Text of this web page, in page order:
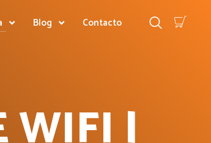
Blog Contacto